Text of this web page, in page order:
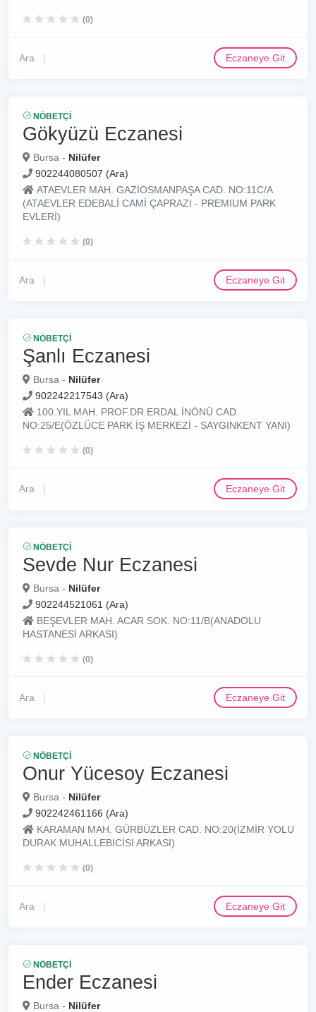
(0)
Ara Eczaneye Git
NÖBETÇI
Gökyüzü Eczanesi
Bursa - Nilüfer
902244080507 (Ara)
ATAEVLER MAH. GAZİOSMANPAŞA CAD. NO:11C/A
(ATAEVLER EDEBALİ CAMİ ÇAPRAZI - PREMIUM PARK
EVLERİ)
(0)
Ara Eczaneye Git
NÖBETÇI
Şanlı Eczanesi
Bursa - Nilüfer
902242217543 (Ara)
100.YIL MAH. PROF.DR.ERDAL İNÖNÜ CAD.
NO:25/E(ÖZLÜCE PARK İŞ MERKEZİ - SAYGINKENT YANI)
(0)
Ara Eczaneye Git
NÖBETÇI
Sevde Nur Eczanesi
Bursa - Nilüfer
902244521061 (Ara)
BEŞEVLER MAH. ACAR SOK. NO:11/B(ANADOLU
HASTANESİ ARKASI)
(0)
Ara Eczaneye Git
NÖBETÇI
Onur Yücesoy Eczanesi
Bursa - Nilüfer
902242461166 (Ara)
KARAMAN MAH. GÜRBÜZLER CAD. NO:20(İZMİR YOLU
DURAK MUHALLEBİCİSİ ARKASI)
(0)
Ara Eczaneye Git
NÖBETÇI
Ender Eczanesi
Bursa - Nilüfer